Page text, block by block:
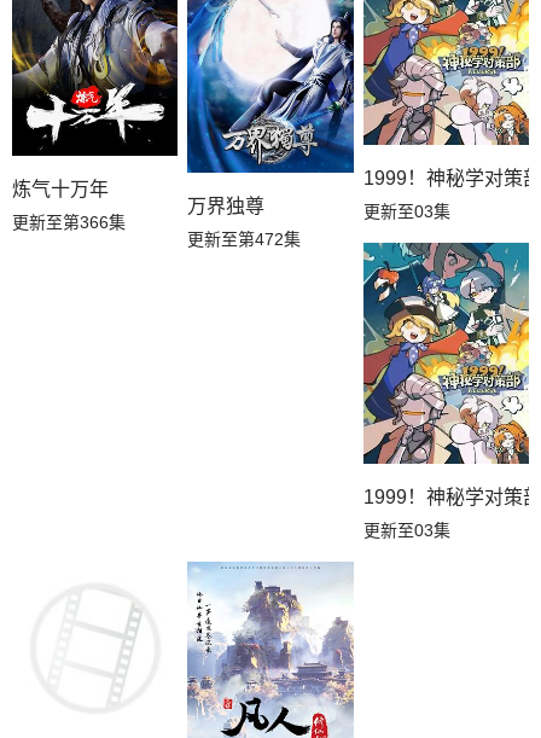
炼气十万年
更新至第366集
万界独尊
更新至第472集
1999！神秘学对策
更新至03集
1999！神秘学对策
更新至03集